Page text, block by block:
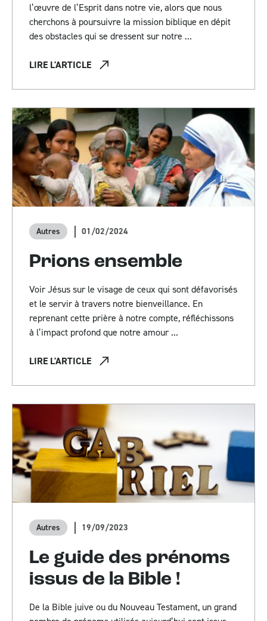
l’œuvre de l’Esprit dans notre vie, alors que nous
cherchons à poursuivre la mission biblique en dépit
des obstacles qui se dressent sur notre ...
LIRE L'ARTICLE
Autres 01/02/2024
Prions ensemble
Voir Jésus sur le visage de ceux qui sont défavorisés
et le servir à travers notre bienveillance. En
reprenant cette prière à notre compte, réfléchissons
à l’impact profond que notre amour ...
LIRE L'ARTICLE
Autres 19/09/2023
Le guide des prénoms
issus de la Bible !
De la Bible juive ou du Nouveau Testament, un grand